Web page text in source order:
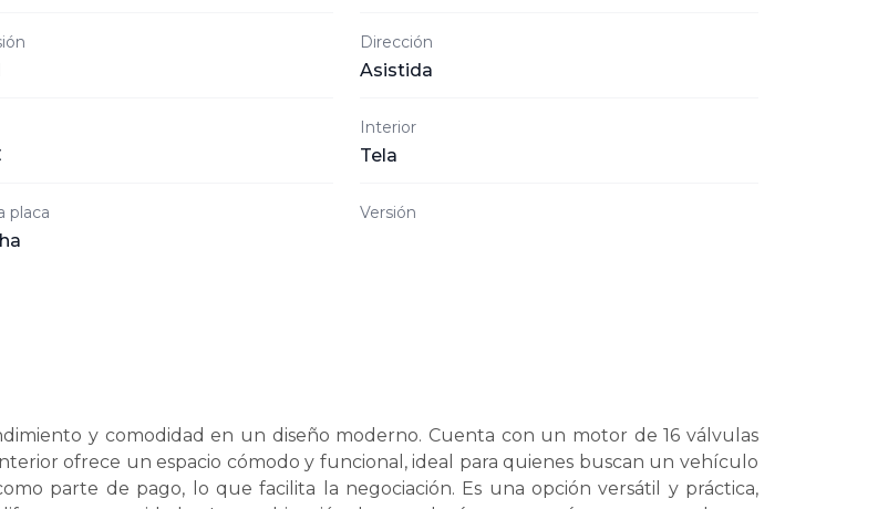
Dirección
Asistida
Interior
Tela
placa Versión
y comodidad en un diseño moderno. Cuenta con un motor de 16 válvulas
ofrece un espacio cómodo y funcional, ideal para quienes buscan un vehículo
parte de pago, lo que facilita la negociación. Es una opción versátil y práctica,